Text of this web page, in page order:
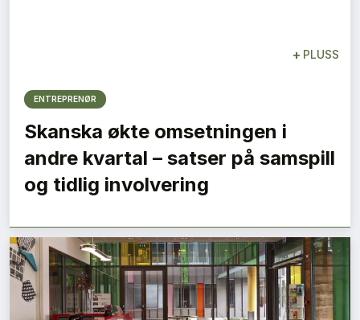
+ PLUSS
ENTREPRENØR
Skanska økte omsetningen i
andre kvartal – satser på samspill
og tidlig involvering